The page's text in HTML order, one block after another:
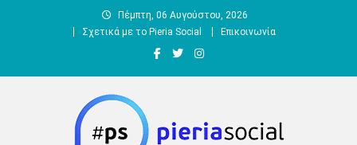
Πέμπτη, 06 Αυγούστου, 2026
Σχετικά με το Pieria Social
Επικοινωνία